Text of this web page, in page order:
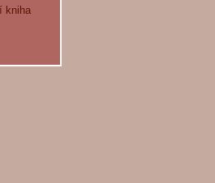
kniha